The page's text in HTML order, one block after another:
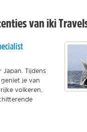
van iki
Japan. Tijdens
je van
volkeren,